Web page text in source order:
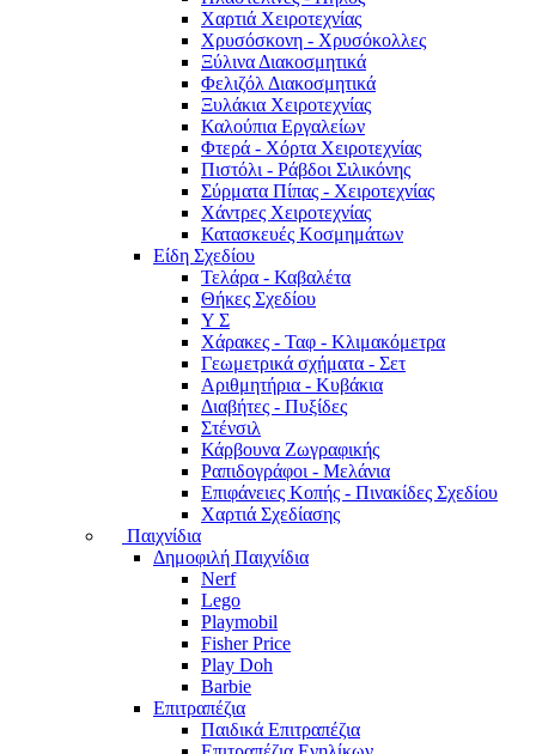
Χαρτιά Χειροτεχνίας
Χρυσόσκονη - Χρυσόκoλλες
Ξύλινα Διακοσμητικά
Φελιζόλ Διακοσμητικά
Ξυλάκια Χειροτεχνίας
Καλούπια Εργαλείων
Φτερά - Χόρτα Xειροτεχνίας
Πιστόλι - Ράβδοι Σιλικόνης
Σύρματα Πίπας - Χειροτεχνίας
Χάντρες Χειροτεχνίας
Κατασκευές Κοσμημάτων
Είδη Σχεδίου
Τελάρα - Καβαλέτα
Θήκες Σχεδίου
Υ Σ
Χάρακες - Ταφ - Κλιμακόμετρα
Γεωμετρικά σχήματα - Σετ
Αριθμητήρια - Κυβάκια
Διαβήτες - Πυξίδες
Στένσιλ
Κάρβουνα Ζωγραφικής
Ραπιδογράφοι - Μελάνια
Επιφάνειες Κοπής - Πινακίδες Σχεδίου
Χαρτιά Σχεδίασης
Παιχνίδια
Δημοφιλή Παιχνίδια
Nerf
Lego
Playmobil
Fisher Price
Play Doh
Barbie
Επιτραπέζια
Παιδικά Επιτραπέζια